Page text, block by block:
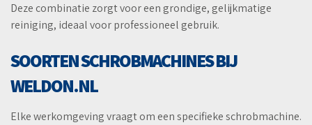
Deze combinatie zorgt voor een grondige, gelijkmatige
reiniging, ideaal voor professioneel gebruik.
SOORTEN SCHROBMACHINES BIJ
WELDON.NL
Elke werkomgeving vraagt om een specifieke schrobmachine.